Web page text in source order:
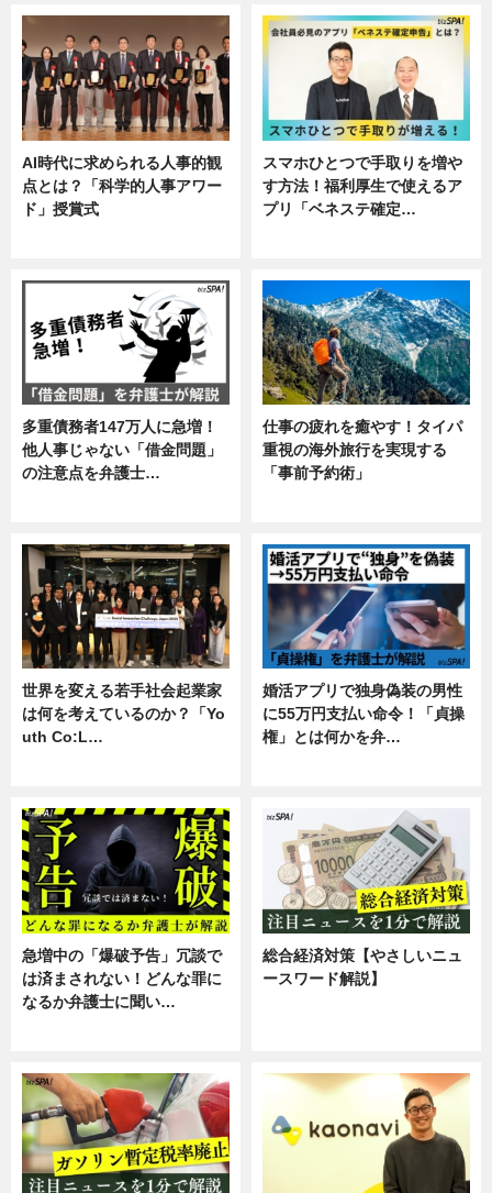
AI時代に求められる人事的観
点とは？「科学的人事アワー
ド」授賞式
スマホひとつで手取りを増や
す方法！福利厚生で使えるア
プリ「ベネステ確定…
多重債務者147万人に急増！
他人事じゃない「借金問題」
の注意点を弁護士…
仕事の疲れを癒やす！タイパ
重視の海外旅行を実現する
「事前予約術」
世界を変える若手社会起業家
は何を考えているのか？「Yo
uth Co:L…
婚活アプリで独身偽装の男性
に55万円支払い命令！「貞操
権」とは何かを弁…
急増中の「爆破予告」冗談で
は済まされない！どんな罪に
なるか弁護士に聞い…
総合経済対策【やさしいニュ
ースワード解説】